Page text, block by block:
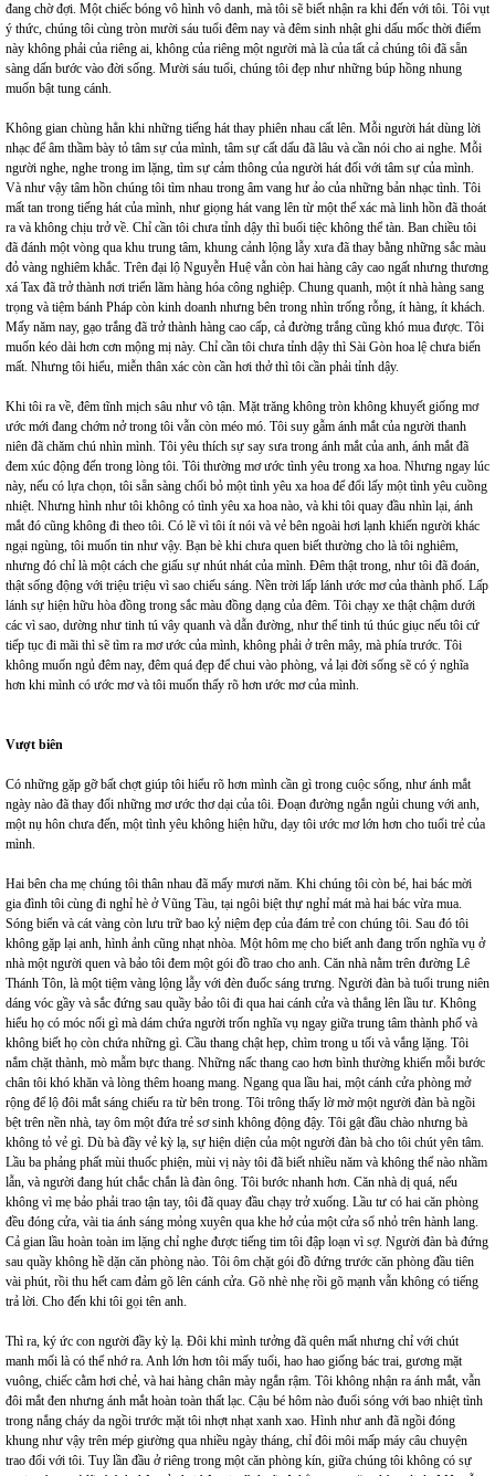
đang chờ đợi. Một chiếc bóng vô hình vô danh, mà tôi sẽ biết nhận ra khi đến với tôi. Tôi vụt
ý thức, chúng tôi cùng tròn mười sáu tuổi đêm nay và đêm sinh nhật ghi dấu mốc thời điểm
này không phải của riêng ai, không của riêng một người mà là của tất cả chúng tôi đã sẵn
sàng dấn bước vào đời sống. Mười sáu tuổi, chúng tôi đẹp như những búp hồng nhung
muốn bật tung cánh.
Không gian chùng hẳn khi những tiếng hát thay phiên nhau cất lên. Mỗi người hát dùng lời
nhạc để âm thầm bày tỏ tâm sự của mình, tâm sự cất dấu đã lâu và cần nói cho ai nghe. Mỗi
người nghe, nghe trong im lặng, tìm sự cảm thông của người hát đối với tâm sự của mình.
Và như vậy tâm hồn chúng tôi tìm nhau trong âm vang hư ảo của những bản nhạc tình. Tôi
mất tan trong tiếng hát của mình, như giọng hát vang lên từ một thể xác mà linh hồn đã thoát
ra và không chịu trở về. Chỉ cần tôi chưa tỉnh dậy thì buổi tiệc không thể tàn. Ban chiều tôi
đã đánh một vòng qua khu trung tâm, khung cảnh lộng lẫy xưa đã thay bằng những sắc màu
đỏ vàng nghiêm khắc. Trên đại lộ Nguyễn Huệ vẫn còn hai hàng cây cao ngất nhưng thương
xá Tax đã trở thành nơi triển lãm hàng hóa công nghiệp. Chung quanh, một ít nhà hàng sang
trọng và tiệm bánh Pháp còn kinh doanh nhưng bên trong nhìn trống rỗng, ít hàng, ít khách.
Mấy năm nay, gạo trắng đã trở thành hàng cao cấp, cả đường trắng cũng khó mua được. Tôi
muốn kéo dài hơn cơn mộng mị này. Chỉ cần tôi chưa tỉnh dậy thì Sài Gòn hoa lệ chưa biến
mất. Nhưng tôi hiểu, miễn thân xác còn cần hơi thở thì tôi cần phải tỉnh dậy.
Khi tôi ra về, đêm tĩnh mịch sâu như vô tận. Mặt trăng không tròn không khuyết giống mơ
ước mới đang chớm nở trong tôi vẫn còn méo mó. Tôi suy gẫm ánh mắt của người thanh
niên đã chăm chú nhìn mình. Tôi yêu thích sự say sưa trong ánh mắt của anh, ánh mắt đã
đem xúc động đến trong lòng tôi. Tôi thường mơ ước tình yêu trong xa hoa. Nhưng ngay lúc
này, nếu có lựa chọn, tôi sẵn sàng chối bỏ một tình yêu xa hoa để đổi lấy một tình yêu cuồng
nhiệt. Nhưng hình như tôi không có tình yêu xa hoa nào, và khi tôi quay đầu nhìn lại, ánh
mắt đó cũng không đi theo tôi. Có lẽ vì tôi ít nói và vẻ bên ngoài hơi lạnh khiến người khác
ngại ngùng, tôi muốn tin như vậy. Bạn bè khi chưa quen biết thường cho là tôi nghiêm,
nhưng đó chỉ là một cách che giấu sự nhút nhát của mình. Đêm thật trong, như tôi đã đoán,
thật sống động với triệu triệu vì sao chiếu sáng. Nền trời lấp lánh ước mơ của thành phố. Lấp
lánh sự hiện hữu hòa đồng trong sắc màu đồng dạng của đêm. Tôi chạy xe thật chậm dưới
các vì sao, dường như tinh tú vây quanh và dẫn đường, như thể tinh tú thúc giục nếu tôi cứ
tiếp tục đi mãi thì sẽ tìm ra mơ ước của mình, không phải ở trên mây, mà phía trước. Tôi
không muốn ngủ đêm nay, đêm quá đẹp để chui vào phòng, vả lại đời sống sẽ có ý nghĩa
hơn khi mình có ước mơ và tôi muốn thấy rõ hơn ước mơ của mình.
Vượt biên
Có những gặp gỡ bất chợt giúp tôi hiểu rõ hơn mình cần gì trong cuộc sống, như ánh mắt
ngày nào đã thay đổi những mơ ước thơ dại của tôi. Đoạn đường ngắn ngủi chung với anh,
một nụ hôn chưa đến, một tình yêu không hiện hữu, dạy tôi ước mơ lớn hơn cho tuổi trẻ của
mình.
Hai bên cha mẹ chúng tôi thân nhau đã mấy mươi năm. Khi chúng tôi còn bé, hai bác mời
gia đình tôi cùng đi nghỉ hè ở Vũng Tàu, tại ngôi biệt thự nghỉ mát mà hai bác vừa mua.
Sóng biển và cát vàng còn lưu trữ bao kỷ niệm đẹp của đám trẻ con chúng tôi. Sau đó tôi
không gặp lại anh, hình ảnh cũng nhạt nhòa. Một hôm mẹ cho biết anh đang trốn nghĩa vụ ở
nhà một người quen và bảo tôi đem một gói đồ trao cho anh. Căn nhà nằm trên đường Lê
Thánh Tôn, là một tiệm vàng lộng lẫy với đèn đuốc sáng trưng. Người đàn bà tuổi trung niên
dáng vóc gầy và sắc đứng sau quầy bảo tôi đi qua hai cánh cửa và thẳng lên lầu tư. Không
hiểu họ có móc nối gì mà dám chứa người trốn nghĩa vụ ngay giữa trung tâm thành phố và
không biết họ còn chứa những gì. Cầu thang chật hẹp, chìm trong u tối và vắng lặng. Tôi
nắm chặt thành, mò mẫm bực thang. Những nấc thang cao hơn bình thường khiến mỗi bước
chân tôi khó khăn và lòng thêm hoang mang. Ngang qua lầu hai, một cánh cửa phòng mở
rộng để lộ đôi mắt sáng chiếu ra từ bên trong. Tôi trông thấy lờ mờ một người đàn bà ngồi
bệt trên nền nhà, tay ôm một đứa trẻ sơ sinh không động đậy. Tôi gật đầu chào nhưng bà
không tỏ vẻ gì. Dù bà đầy vẻ kỳ lạ, sự hiện diện của một người đàn bà cho tôi chút yên tâm.
Lầu ba phảng phất mùi thuốc phiện, mùi vị này tôi đã biết nhiều năm và không thể nào nhầm
lẫn, và người đang hút chắc chắn là đàn ông. Tôi bước nhanh hơn. Căn nhà dị quá, nếu
không vì mẹ bảo phải trao tận tay, tôi đã quay đầu chạy trở xuống. Lầu tư có hai căn phòng
đều đóng cửa, vài tia ánh sáng mỏng xuyên qua khe hở của một cửa sổ nhỏ trên hành lang.
Cả gian lầu hoàn toàn im lặng chỉ nghe được tiếng tim tôi đập loạn vì sợ. Người đàn bà đứng
sau quầy không hề dặn căn phòng nào. Tôi ôm chặt gói đồ đứng trước căn phòng đầu tiên
vài phút, rồi thu hết cam đảm gõ lên cánh cửa. Gõ nhè nhẹ rồi gõ mạnh vẫn không có tiếng
trả lời. Cho đến khi tôi gọi tên anh.
Thì ra, ký ức con người đầy kỳ lạ. Đôi khi mình tưởng đã quên mất nhưng chỉ với chút
manh mối là có thể nhớ ra. Anh lớn hơn tôi mấy tuổi, hao hao giống bác trai, gương mặt
vuông, chiếc cằm hơi chẻ, và hai hàng chân mày ngắn rậm. Tôi không nhận ra ánh mắt, vẫn
đôi mắt đen nhưng ánh mắt hoàn toàn thất lạc. Cậu bé hôm nào đuổi sóng với bao nhiệt tình
trong nắng cháy da ngồi trước mặt tôi nhợt nhạt xanh xao. Hình như anh đã ngồi đóng
khung như vậy trên mép giường qua nhiều ngày tháng, chỉ đôi môi mấp máy câu chuyện
trao đổi với tôi. Tuy lần đầu ở riêng trong một căn phòng kín, giữa chúng tôi không có sự